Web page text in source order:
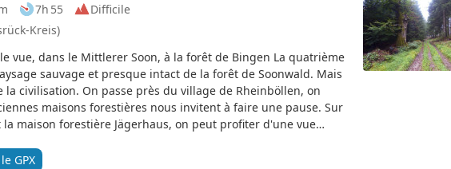
7h 55
Difficile
Kreis)
vue, dans le Mittlerer Soon, à la forêt de Bingen La quatrième
sauvage et presque intact de la forêt de Soonwald. Mais
civilisation. On passe près du village de Rheinböllen, on
maisons forestières nous invitent à faire une pause. Sur
maison forestière Jägerhaus, on peut profiter d'une vue
GPX